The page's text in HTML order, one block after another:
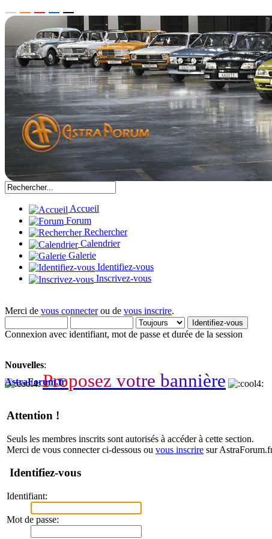
Accueil
Forum
Rechercher
Calendrier
Galerie
Identifiez-vous
Inscrivez-vous
Merci de vous connecterou de vous inscrire.
Connexion avec identifiant, mot de passe et durée de la session
Nouvelles:
Proposez votre bannière
AstraForum.fr
Attention !
Seuls les membres inscrits sont autorisés à accéder à cette section.
Merci de vous connecter ci-dessous ou vous inscrire sur
Identifiez-vous
Identifiant:
Mot de passe: